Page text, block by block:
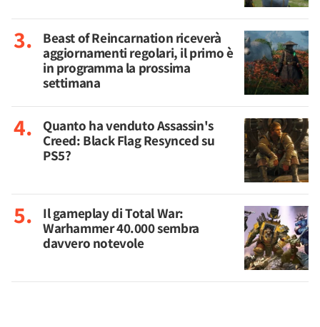
Beast of Reincarnation riceverà
aggiornamenti regolari, il primo è
in programma la prossima
settimana
Quanto ha venduto Assassin's
Creed: Black Flag Resynced su
PS5?
Il gameplay di Total War:
Warhammer 40.000 sembra
davvero notevole